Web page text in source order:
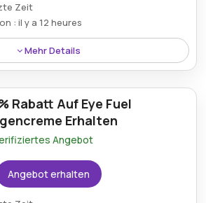
Zeit
: il y a 12 heures
Mehr Details
Einkauf bei Kiehls enthält drei
damit Kunden zusätzliche
Kosten ausprobieren
Rabatt Auf Eye Fuel
Erhalten
Angebot
Angebot erhalten